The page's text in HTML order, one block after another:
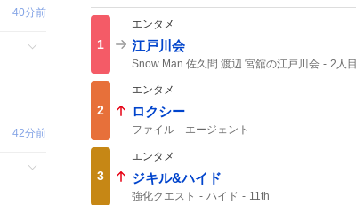
40分前
42分前
1
エンタメ
江戸川会
Snow Man 佐久間 渡辺 宮舘の江戸川会
2人目
2
エンタメ
ロクシー
ファイル エージェント
3
エンタメ
ジキル&ハイド
強化クエスト ハイド 11th